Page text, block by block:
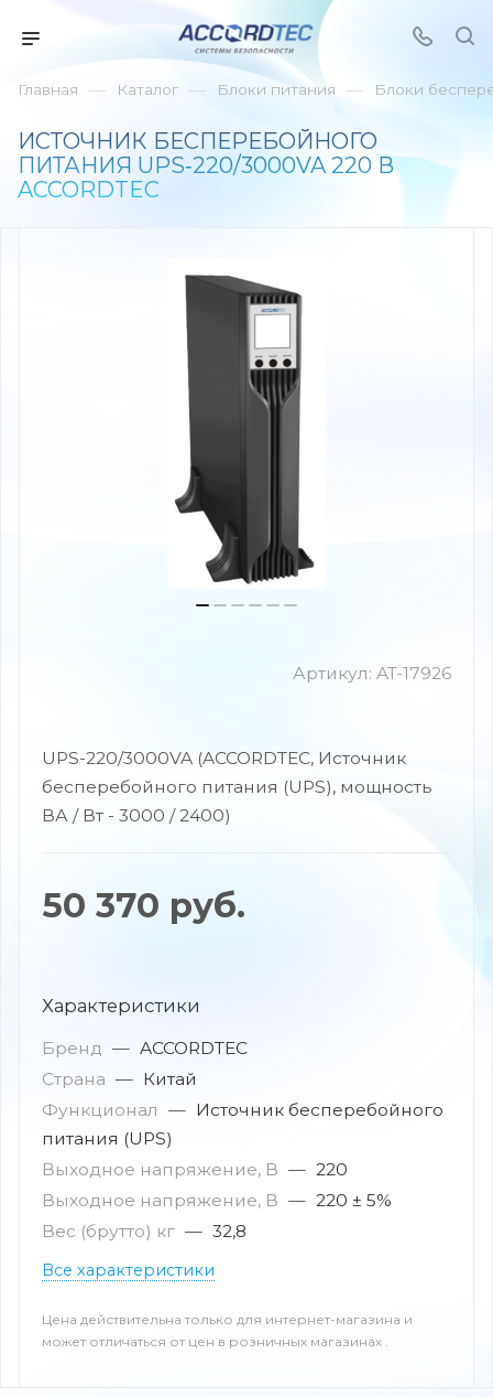
Главная — Каталог — Блоки питания — Блоки
ИСТОЧНИК БЕСПЕРЕБОЙНОГО
ПИТАНИЯ UPS‑220/3000VA 220 В
ACCORDTEC
Артикул: AT-17926
UPS-220/3000VA (ACCORDTEC, Источник
бесперебойного питания (UPS), мощность
ВА / Вт - 3000 / 2400)
50 370 руб.
Характеристики
Бренд — ACCORDTEC
Страна — Китай
Функционал — Источник бесперебойного
питания (UPS)
Выходное напряжение, В — 220
Выходное напряжение, В — 220 ± 5%
Вес (брутто) кг — 32,8
Все характеристики
Цена действительна только для интернет-магазина и
может отличаться от цен в розничных магазинах .